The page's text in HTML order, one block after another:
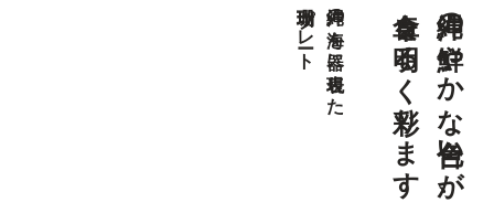
沖縄の鮮やかな色合いが、
食卓を明るく彩ります
沖縄の海を器に表現した
珊瑚プレート